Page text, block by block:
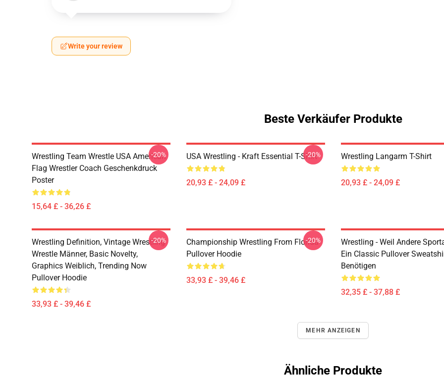
Write your review
Beste Verkäufer Produkte
Wrestling Team Wrestle USA American
Flag Wrestler Coach Geschenkdruck
Poster
15,64 £ - 36,26 £
-20% USA Wrestling - Kraft Essential T-Shirt
20,93 £ - 24,09 £
-20% Wrestling Langarm T-Shirt
20,93 £ - 24,09 £
Wrestling Definition, Vintage Wrestling
Wrestle Männer, Basic Novelty,
Graphics Weiblich, Trending Now
Pullover Hoodie
33,93 £ - 39,46 £
-20%
Championship Wrestling From Florida
Pullover Hoodie
33,93 £ - 39,46 £
-20%
Wrestling - Weil Andere
Ein Classic Pullover
Benötigen
32,35 £ - 37,88 £
MEHR ANZEIGEN
Ähnliche Produkte